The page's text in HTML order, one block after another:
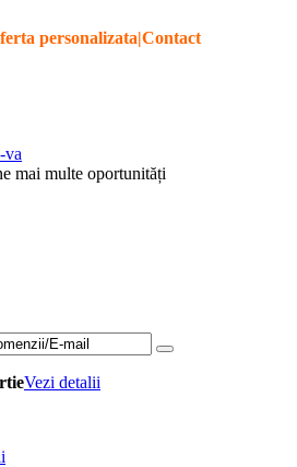
personalizata|Contact
va
mai multe oportunități
Vezi detalii